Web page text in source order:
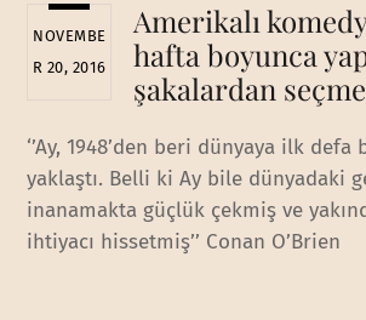
NOVEMBE
R 20, 2016
Amerikalı
hafta boyunca
şakalardan
‘’Ay, 1948’den beri dünyaya ilk defa
yaklaştı. Belli ki Ay bile dünyadaki
inanamakta güçlük çekmiş ve
ihtiyacı hissetmiş’’ Conan O’Brien